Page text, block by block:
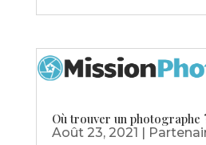
Où trouver un photographe
Août 23, 2021